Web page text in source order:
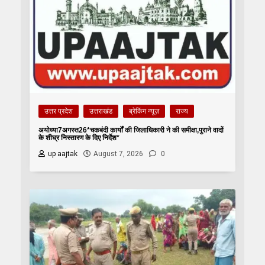
उत्तर प्रदेश उत्तराखंड ब्रेकिंग न्यूज़ राज्य
अयोध्या7अगस्त26*चकबंदी कार्यों की जिलाधिकारी ने की समीक्षा,पुराने वादों
के शीघ्र निस्तारण के दिए निर्देश*
up aajtak
August 7, 2026 0